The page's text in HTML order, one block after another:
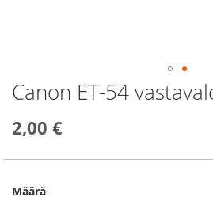
Canon ET-54
2,00 €
Määrä
Skip
to
beginning
the
gallery